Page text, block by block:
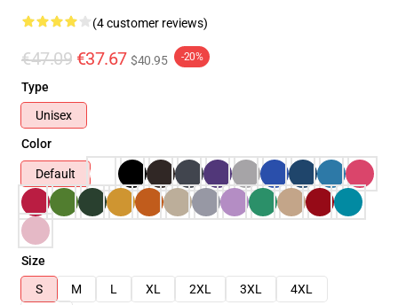
(4 customer reviews)
€47.09 €37.67 $40.95 -20%
Type
Unisex
Color
Default
Size
S
M L XL 2XL 3XL
4XL